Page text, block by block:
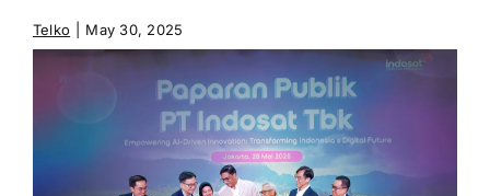
Telko May 30, 2025